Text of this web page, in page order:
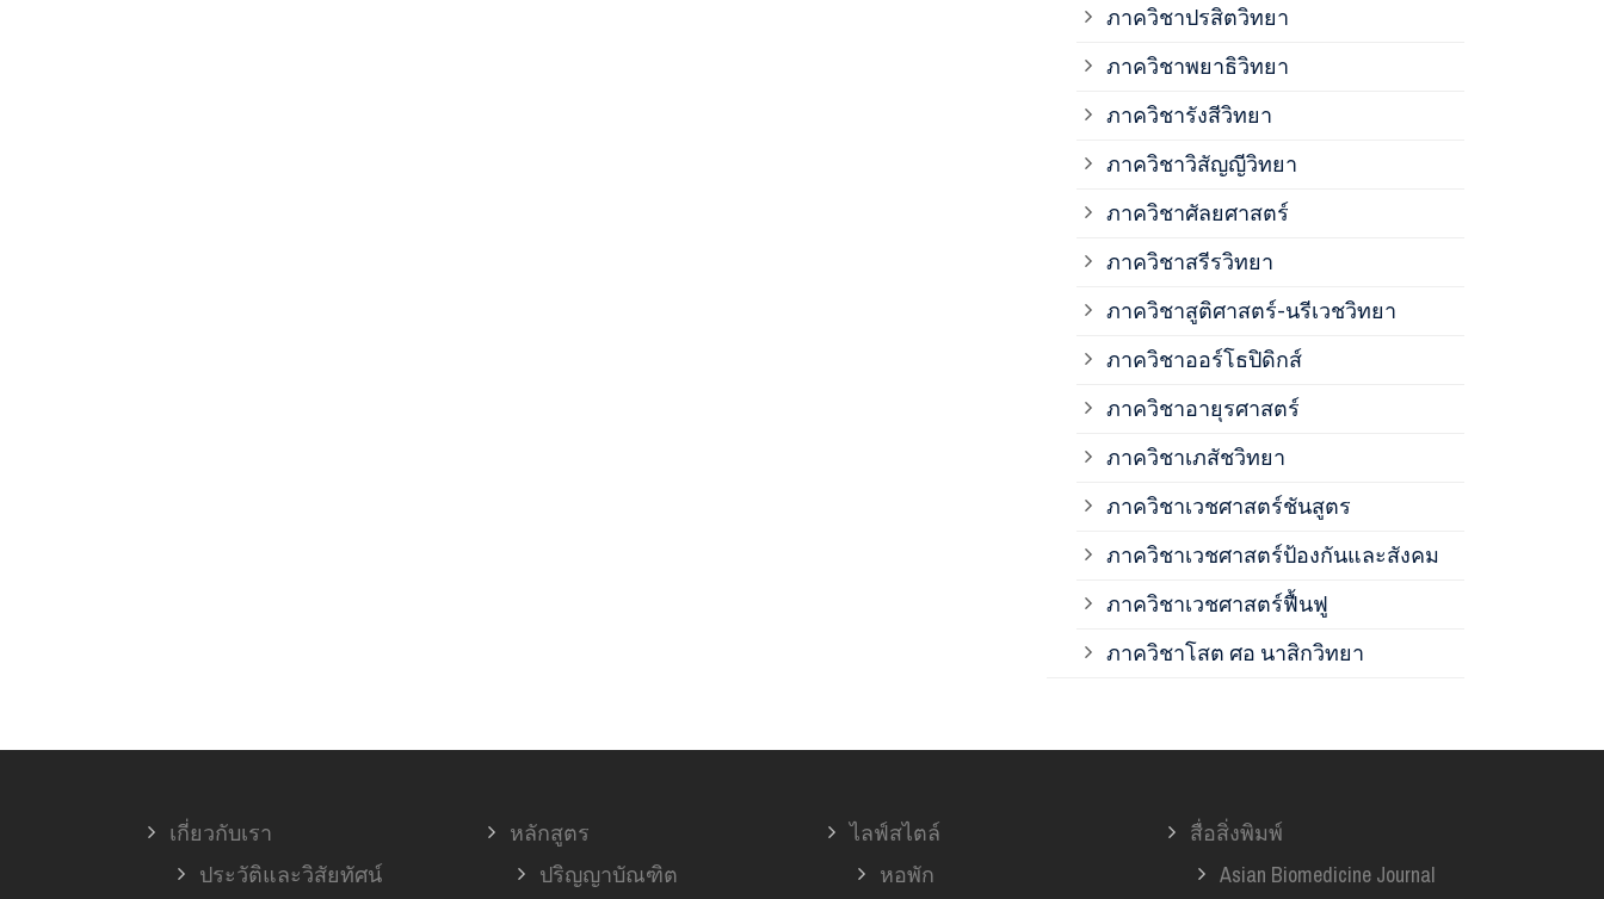
ภาควิชาปรสิตวิทยา
ภาควิชาพยาธิวิทยา
ภาควิชารังสีวิทยา
ภาควิชาวิสัญญีวิทยา
ภาควิชาศัลยศาสตร์
ภาควิชาสรีรวิทยา
ภาควิชาสูติศาสตร์-นรีเวชวิทยา
ภาควิชาออร์โธปิดิกส์
ภาควิชาอายุรศาสตร์
ภาควิชาเภสัชวิทยา
ภาควิชาเวชศาสตร์ชันสูตร
ภาควิชาเวชศาสตร์ป้องกันและสังคม
ภาควิชาเวชศาสตร์ฟื้นฟู
ภาควิชาโสต ศอ นาสิกวิทยา
เกี่ยวกับเรา
ประวัติและวิสัยทัศน์
หลักสูตร
ปริญญาบัณฑิต
ไลฟ์สไตล์
หอพัก
สื่อสิ่งพิมพ์
Asian Biomedicine Journal